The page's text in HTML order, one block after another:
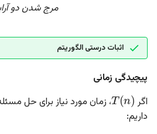
مرج شدن دو
اثبات درستی الگوریتم
پیچیدگی زمانی
اگر
( n)
، زمان مورد نیاز برای حل
داریم: